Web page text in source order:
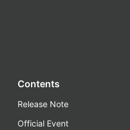
Contents
Release Note
Official Event